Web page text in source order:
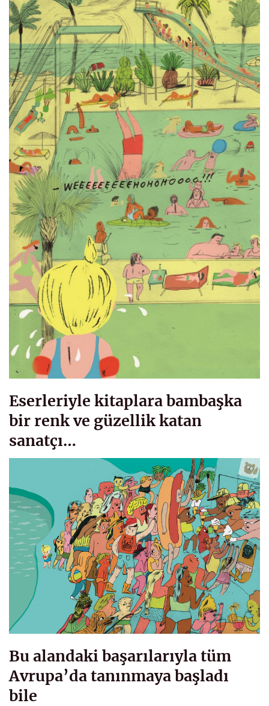
Eserleriyle kitaplara bambaşka
bir renk ve güzellik katan
sanatçı…
Bu alandaki başarılarıyla tüm
Avrupa’da tanınmaya başladı
bile